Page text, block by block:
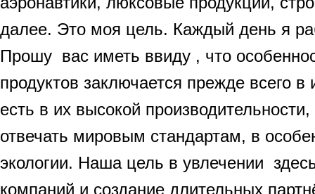
далее. Это моя цель. Каждый день я
Прошу вас иметь ввиду , что
продуктов заключается прежде всего в
есть в их высокой
отвечать мировым стандартам, в
экологии. Наша цель в увлечении
компаний и создание длительных